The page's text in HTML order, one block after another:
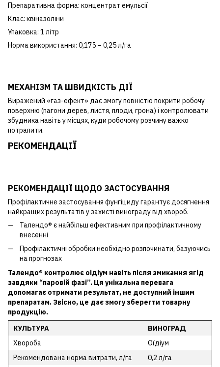
Препаративна форма: концентрат емульсії
Клас: квіназоліни
Упаковка: 1 літр
Норма використання: 0,175 – 0,25 л/га
МЕХАНІЗМ ТА ШВИДКІСТЬ ДІЇ
Виражений «газ-ефект» дає змогу повністю покрити робочу
поверхню (пагони дерев, листя, плоди, гронa) і контролювати
збудника навіть у місцях, куди робочому розчину важко
потрапити.
РЕКОМЕНДАЦІЇ
РЕКОМЕНДАЦІЇ ЩОДО ЗАСТОСУВАННЯ
Профілактичне застосування фунгіциду гарантує досягнення
найкращих результатів у захисті винограду від хвороб.
Талендо® є найбільш ефективним при профілактичному
внесенні
Профілактичні обробки необхідно розпочинати, базуючись
на прогнозах
Талендо® контролює оідіум навіть після змикання ягід
завдяки “паровій фазі”. Ця унікальна перевага
допомагає отримати результат, не доступний іншим
препаратам. Звісно, це дає змогу зберегти товарну
продукцію.
КУЛЬТУРА
ВИНОГРАД
Хвороба
Оїдіум
Рекомендована норма витрати, л/га
0,2 л/га